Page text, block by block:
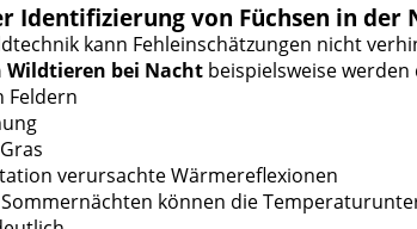
Identifizierung von Füchsen in der
kann Fehleinschätzungen nicht
Wildtieren bei Nacht beispielsweise
Feldern
verursachte Wärmereflexionen
können die